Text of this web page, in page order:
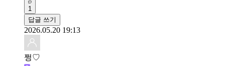
1
답글 쓰기
2026.05.20 19:13
쩡♡